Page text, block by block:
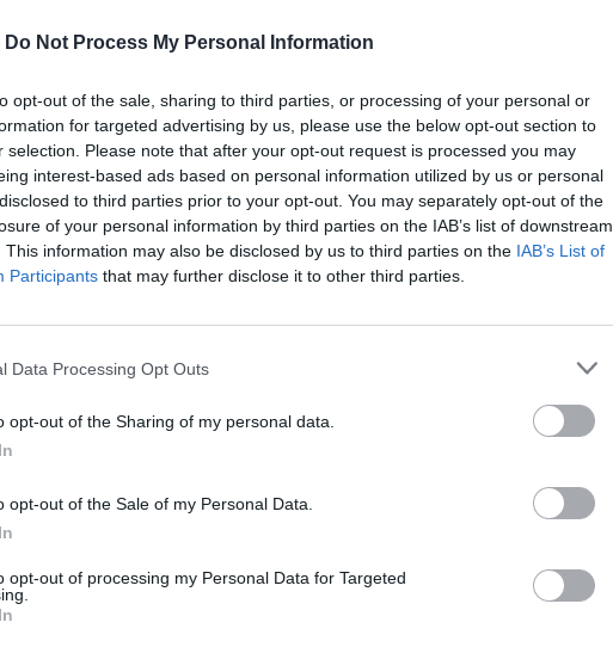
Do Not Process My Personal Information
opt-out of the sale, sharing to third parties, or processing of your personal or
for targeted advertising by us, please use the below opt-out section to
selection. Please note that after your opt-out request is processed you may
interest-based ads based on personal information utilized by us or personal
to third parties prior to your opt-out. You may separately opt-out of the
of your personal information by third parties on the IAB’s list of downstream
This information may also be disclosed by us to third parties on the IAB’s List of
Participants that may further disclose it to other third parties.
Data Processing Opt Outs
opt-out of the Sharing of my personal data.
opt-out of the Sale of my Personal Data.
opt-out of processing my Personal Data for Targeted
και η Τεχνητή Νοημοσύνη σήμερα το
Google και την Palantir μέχρι την
σφαίρες, αλλά κώδικα.